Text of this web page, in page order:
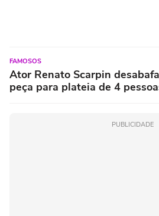
FAMOSOS
Ator Renato Scarpin
peça para plateia de 4
PUBLICIDADE